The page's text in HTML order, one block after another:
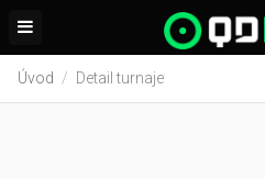
Úvod Detail turnaje